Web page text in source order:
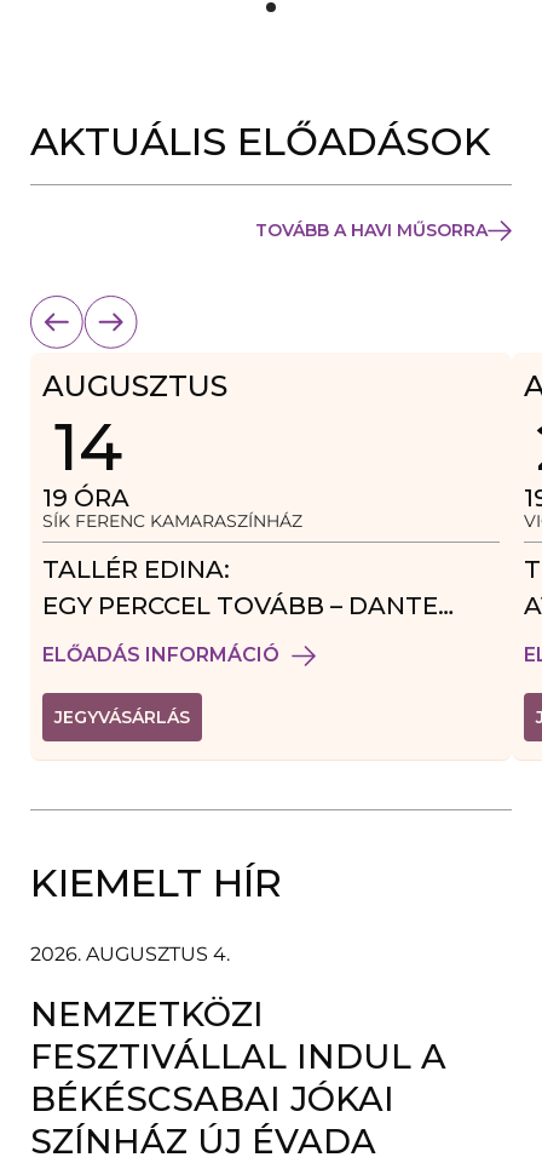
G
)
AKTUÁLIS ELŐADÁSOK
TOVÁBB A HAVI MŰSORRA
AUGUSZTUS
14
19 ÓRA
SÍK FERENC KAMARASZÍNHÁZ
TALLÉR EDINA:
EGY PERCCEL TOVÁBB – DANTE
VENDÉGJÁTÉK
ELŐADÁS INFORMÁCIÓ
JEGYVÁSÁRLÁS(
L
I
Ú
B
B
N
Y
Í
L
I
K
KIEMELT HÍR
2026. AUGUSZTUS 4.
NEMZETKÖZI
FESZTIVÁLLAL INDUL A
BÉKÉSCSABAI JÓKAI
SZÍNHÁZ ÚJ ÉVADA